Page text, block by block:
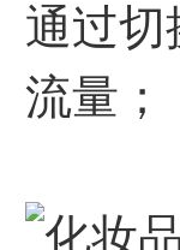
通过切
流量；